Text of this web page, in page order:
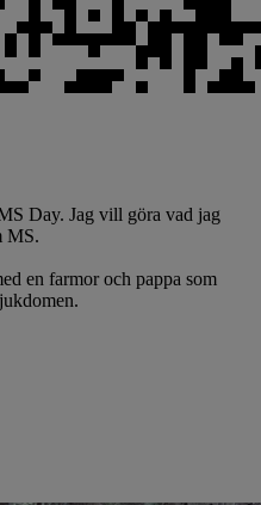
Day. Jag vill göra vad jag
MS.
en farmor och pappa som